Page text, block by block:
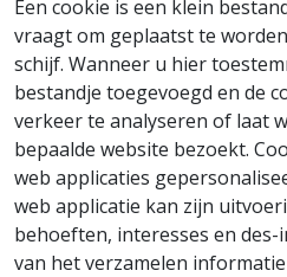
Een cookie is een klein
vraagt om geplaatst te
schijf. Wanneer u hier
bestandje toegevoegd en de
verkeer te analyseren of laat
bepaalde website bezoekt.
web applicaties
web applicatie kan zijn
behoeften, interesses en
van het verzamelen